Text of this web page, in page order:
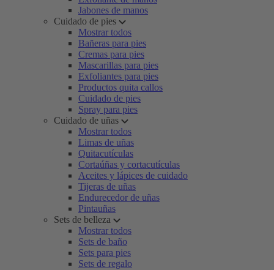
Jabones de manos
Cuidado de pies
Mostrar todos
Bañeras para pies
Cremas para pies
Mascarillas para pies
Exfoliantes para pies
Productos quita callos
Cuidado de pies
Spray para pies
Cuidado de uñas
Mostrar todos
Limas de uñas
Quitacutículas
Cortaúñas y cortacutículas
Aceites y lápices de cuidado
Tijeras de uñas
Endurecedor de uñas
Pintauñas
Sets de belleza
Mostrar todos
Sets de baño
Sets para pies
Sets de regalo